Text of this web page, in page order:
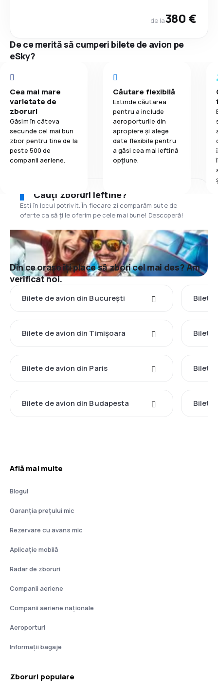
de la380 €
De ce merită să cumperi bilete de avion pe
eSky?
Cea mai mare
varietate de
zboruri
Găsim în câteva
secunde cel mai bun
zbor pentru tine de la
peste 500 de
companii aeriene.
Căutare flexibilă
Extinde căutarea
pentru a include
aeroporturile din
apropiere și alege
date flexibile pentru
a găsi cea mai ieftină
opțiune.
Cauți zboruri ieftine?
Ești în locul potrivit. În fiecare zi comparăm sute de
oferte ca să ți le oferim pe cele mai bune! Descoperă!
Din ce orașe îți place să zbori cel mai des? Am
verificat noi.
Bilete de avion din București Bilete
Bilete de avion din Timișoara Bilete
Bilete de avion din Paris Bilete
Bilete de avion din Budapesta Bilete
Află mai multe
Blogul
Garanția prețului mic
Rezervare cu avans mic
Aplicație mobilă
Radar de zboruri
Companii aeriene
Companii aeriene naţionale
Aeroporturi
Informații bagaje
Zboruri populare